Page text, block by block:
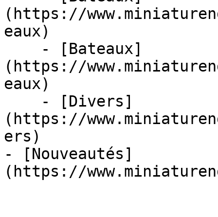
(https://
eaux)
(https://
eaux)
(https://
ers)
- [Nouveautés]